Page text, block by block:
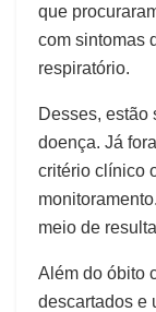
que
com sintomas
respiratório.
Desses, estão
doença. Já
critério clínico
meio de
Além do óbito
descartados e